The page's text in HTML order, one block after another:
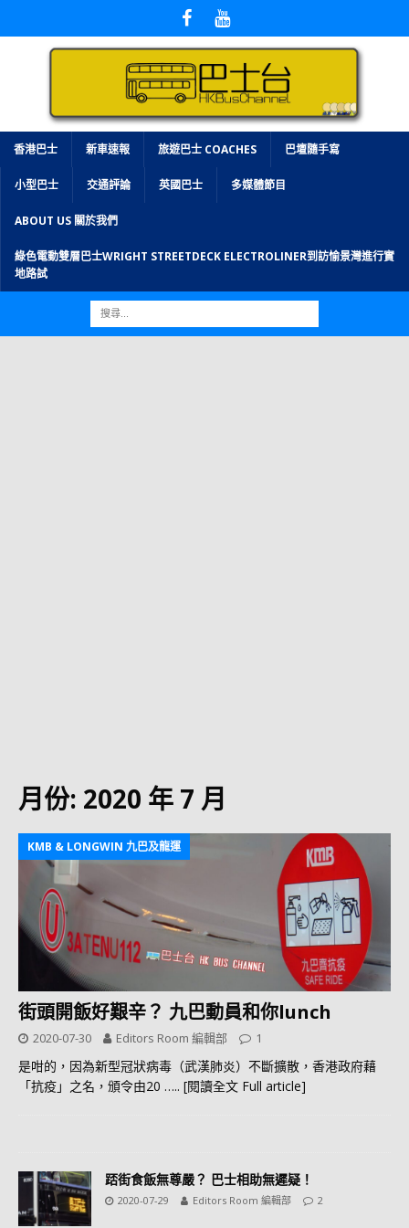
香港巴士 新車速報 旅遊巴士 COACHES 巴壇隨手寫
小型巴士 交通評論 英國巴士 多媒體節目
ABOUT US 關於我們
綠色電動雙層巴士WRIGHT STREETDECK ELECTROLINER到訪愉景灣進行實
地路試
月份: 2020 年 7 月
KMB & LONGWIN 九巴及龍運
街頭開飯好艱辛？ 九巴動員和你lunch
2020-07-30 Editors Room 編輯部 1
是咁的，因為新型冠狀病毒（武漢肺炎）不斷擴散，香港政府藉
「抗疫」之名，頒令由20 ….. [閱讀全文 Full article]
踎街食飯無尊嚴？ 巴士相助無遲疑！
2020-07-29 Editors Room 編輯部 2